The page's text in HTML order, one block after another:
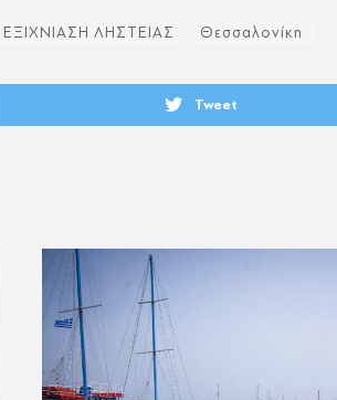
ΕΞΙΧΝΙΑΣΗ ΛΗΣΤΕΙΑΣ Θεσσαλονίκη
Tweet